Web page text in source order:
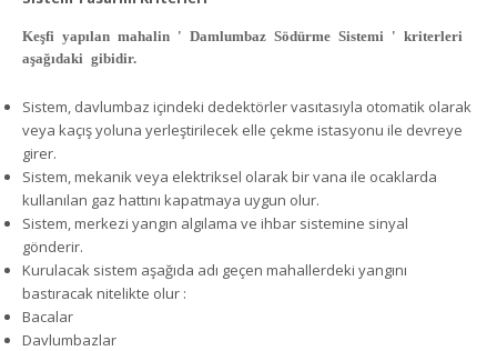
Keşfi yapılan mahalin ' Damlumbaz Södürme Sistemi ' kriterleri
aşağıdaki gibidir.
Sistem, davlumbaz içindeki dedektörler vasıtasıyla otomatik olarak
veya kaçış yoluna yerleştirilecek elle çekme istasyonu ile devreye
girer.
Sistem, mekanik veya elektriksel olarak bir vana ile ocaklarda
kullanılan gaz hattını kapatmaya uygun olur.
Sistem, merkezi yangın algılama ve ihbar sistemine sinyal
gönderir.
Kurulacak sistem aşağıda adı geçen mahallerdeki yangını
bastıracak nitelikte olur :
Bacalar
Davlumbazlar